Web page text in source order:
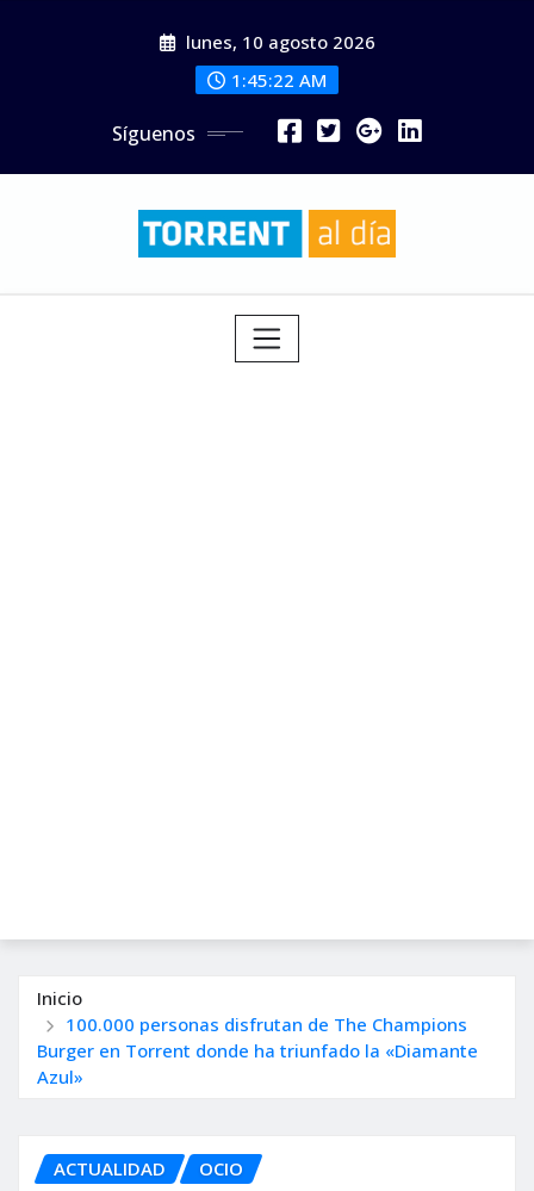
lunes, 10 agosto 2026
1:45:24 AM
Síguenos
Inicio
100.000 personas disfrutan de The Champions
Burger en Torrent donde ha triunfado la «Diamante
Azul»
ACTUALIDAD OCIO